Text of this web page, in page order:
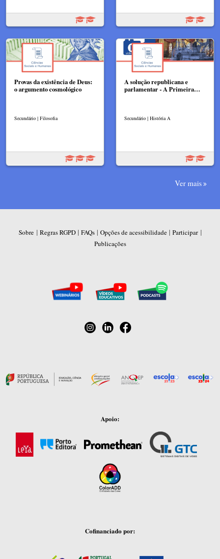
Provas da existência de Deus:
o argumento cosmológico
Secundário | Filosofia
A solução republicana e
parlamentar - A Primeira…
Secundário | História A
Ver mais
Sobre | Regras RGPD| FAQs| Opções de acessibilidade| Participar|
Publicações
Apoio:
Cofinanciado por: